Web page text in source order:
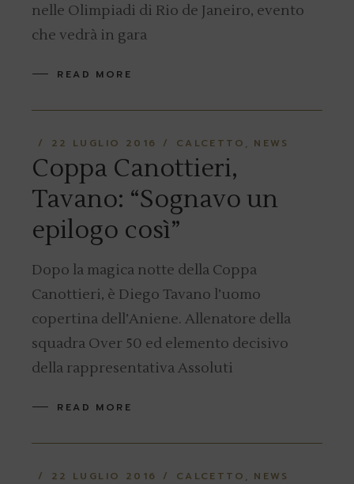
nelle Olimpiadi di Rio de Janeiro, evento
che vedrà in gara
READ MORE
22 LUGLIO 2016 CALCETTO NEWS
Coppa Canottieri,
Tavano: “Sognavo un
epilogo così”
Dopo la magica notte della Coppa
Canottieri, è Diego Tavano l’uomo
copertina dell’Aniene. Allenatore della
squadra Over 50 ed elemento decisivo
della rappresentativa Assoluti
READ MORE
22 LUGLIO 2016 CALCETTO NEWS